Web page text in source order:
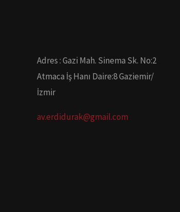
Adres : Gazi Mah. Sinema Sk. No:2
Atmaca İş Hanı Daire:8 Gaziemir/
İzmir
av.erdidurak@gmail.com